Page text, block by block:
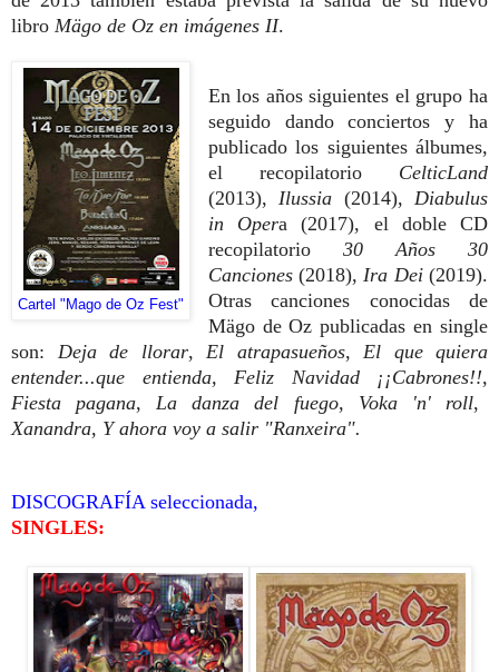
libro Mägo de Oz en imágenes II.
Cartel "Mago de Oz Fest"
En los años siguientes el grupo ha
seguido dando conciertos y ha
publicado los siguientes álbumes,
el recopilatorio CelticLand
(2013),Ilussia (2014), Diabulus
in Opera (2017), el doble CD
recopilatorio 30 Años 30
Canciones(2018),Ira Dei(2019).
Otras canciones conocidas de
Mägo de Oz publicadas en single
son: Deja de llorar, El atrapasueños, El que quiera
entender...que entienda, Feliz Navidad ¡¡Cabrones!!,
Fiesta pagana, La danza del fuego, Voka 'n' roll,
Xanandra, Y ahora voy a salir "Ranxeira".
DISCOGRAFÍA seleccionada,
SINGLES: